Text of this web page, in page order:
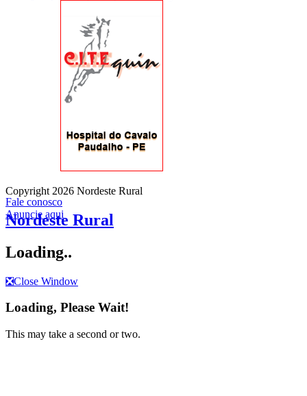
Fale conosco
Anuncie aqui
Copyright 2026 Nordeste Rural
Nordeste Rural
Loading..
❎Close Window
Loading, Please Wait!
This may take a second or two.